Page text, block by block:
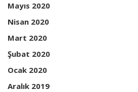
Mayıs 2020
Nisan 2020
Mart 2020
Şubat 2020
Ocak 2020
Aralık 2019